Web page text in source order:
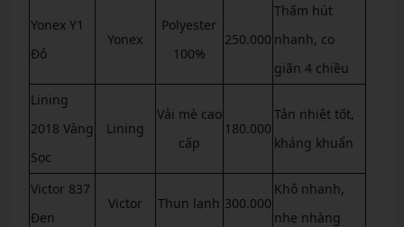
Yonex Y1
Đỏ
Yonex
Polyester
100%
250.000
Thấm hút
nhanh, co
giãn 4 chiều
Lining
2018 Vàng
Sọc
Lining
Vải mè cao
cấp
180.000
Tản nhiệt tốt,
kháng khuẩn
Victor 837
Đen
Victor Thun lạnh 300.000
Khô nhanh,
nhẹ nhàng